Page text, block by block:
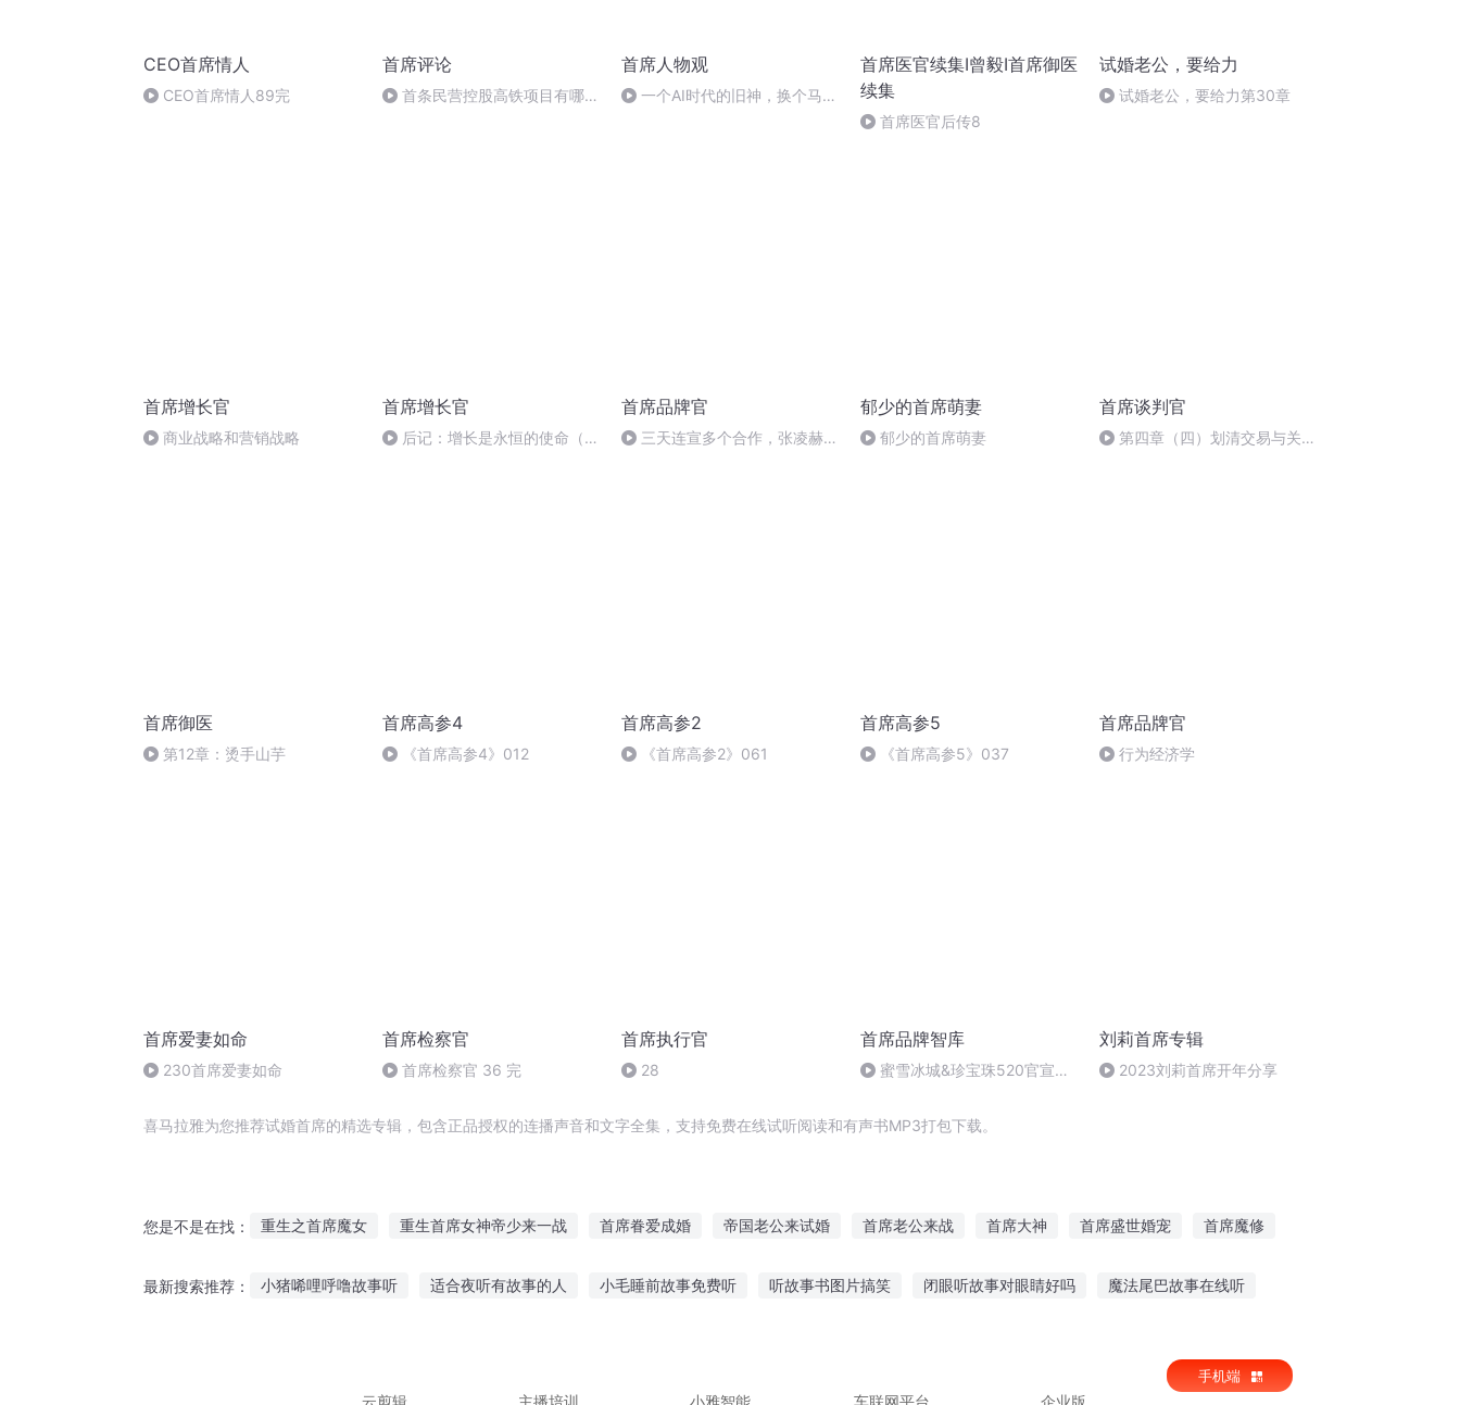
CEO首席情人
CEO首席情人89完
首席评论
首条民营控股高铁项目有哪些
首席人物观
一个AI时代的旧神，换个马甲
首席医官续集I曾毅I首席御医
续集
首席医官后传8
试婚老公，要给力
试婚老公，要给力第30章
首席增长官
商业战略和营销战略
首席增长官
后记：增长是永恒的使命（完
首席品牌官
三天连宣多个合作，张凌赫的
郁少的首席萌妻
郁少的首席萌妻
首席谈判官
第四章（四）划清交易与关系
首席御医
第12章：烫手山芋
首席高参4
《首席高参4》012
首席高参2
《首席高参2》061
首席高参5
《首席高参5》037
首席品牌官
行为经济学
首席爱妻如命
230首席爱妻如命
首席检察官
首席检察官 36 完
首席执行官
28
首席品牌智库
蜜雪冰城&珍宝珠520官宣！
联名限时花店；
刘莉首席专辑
2023刘莉首席开年分享
喜马拉雅为您推荐试婚首席的精选专辑，包含正品授权的连播声音和文字全集，支持免费在线试听阅读和有声书MP3打包下载。
您是不是在找： 重生之首席魔女 重生首席女神帝少来一战 首席眷爱成婚 帝国老公来试婚 首席老公来战 首席大神 首席盛世婚宠 首席魔修
最新搜索推荐： 小猪唏哩呼噜故事听 适合夜听有故事的人 小毛睡前故事免费听 听故事书图片搞笑 闭眼听故事对眼睛好吗 魔法尾巴故事在线听
云剪辑
主播培训 小雅智能 车联网平台 企业版
手机端